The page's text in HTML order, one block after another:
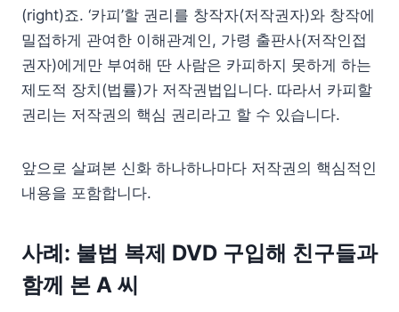
(right)죠. ‘카피’할 권리를 창작자(저작권자)와 창작에
밀접하게 관여한 이해관계인, 가령 출판사(저작인접
권자)에게만 부여해 딴 사람은 카피하지 못하게 하는
제도적 장치(법률)가 저작권법입니다. 따라서 카피할
권리는 저작권의 핵심 권리라고 할 수 있습니다.
앞으로 살펴본 신화 하나하나마다 저작권의 핵심적인
내용을 포함합니다.
사례: 불법 복제 DVD 구입해 친구들과
함께 본 A 씨